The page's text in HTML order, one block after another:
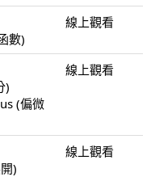
數)
線上觀看
)
(偏微
線上觀看
)
線上觀看